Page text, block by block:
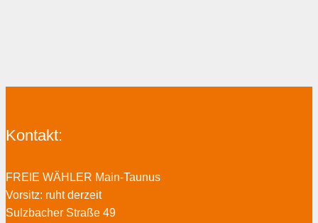
Kontakt:
FREIE WÄHLER Main-Taunus
Vorsitz: ruht derzeit
Sulzbacher Straße 49